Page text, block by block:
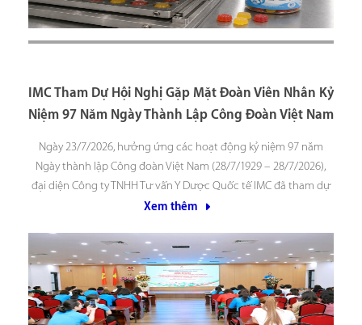
IMC Tham Dự Hội Nghị Gặp Mặt Đoàn Viên Nhân Kỷ
Niệm 97 Năm Ngày Thành Lập Công Đoàn Việt Nam
Ngày 23/7/2026, hưởng ứng các hoạt động kỷ niệm 97 năm
Ngày thành lập Công đoàn Việt Nam (28/7/1929 – 28/7/2026),
đại diện Công ty TNHH Tư vấn Y Dược Quốc tế IMC đã tham dự
Hội nghị gặp mặt, lắng nghe đoàn viên, người lao động do
Xem thêm